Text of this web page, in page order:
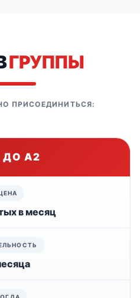
ГРУППЫ
ПРИСОЕДИНИТЬСЯ:
ДО A2
в месяц